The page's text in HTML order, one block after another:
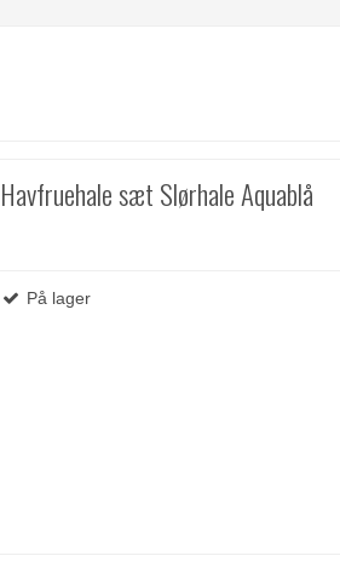
Havfruehale sæt Slørhale Aquablå
På lager